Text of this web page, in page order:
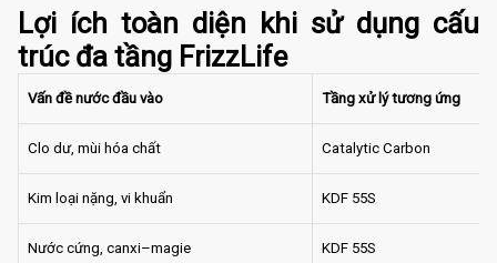
Lợi ích toàn diện khi sử dụng cấu
trúc đa tầng FrizzLife
Vấn đề nước đầu vào Tầng xử lý tương ứng
Clo dư, mùi hóa chất Catalytic Carbon
Kim loại nặng, vi khuẩn KDF 55S
Nước cứng, canxi–magie KDF 55S